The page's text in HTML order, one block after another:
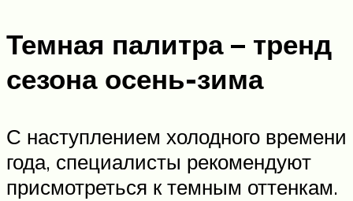
Темная палитра – тренд
сезона осень-зима
С наступлением холодного времени
года, специалисты рекомендуют
присмотреться к темным оттенкам.